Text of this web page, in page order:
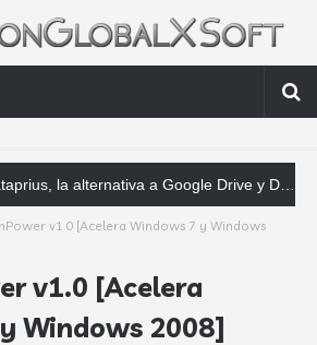
la alternativa a Google Drive y Dropbox que las empresas deberían conocer
v1.0 [Acelera Windows 7 y Windows
v1.0 [Acelera
Windows 2008]